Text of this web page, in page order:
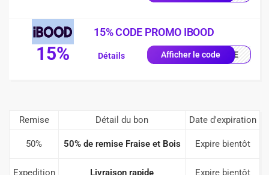
15%
15% CODE PROMO IBOOD
Afficher le codeIQUE
Détails
Remise Détail du bon Date d'expiration
50% 50% de remise Fraise et Bois Expire bientôt
Expedition Livraison rapide Expire bientôt